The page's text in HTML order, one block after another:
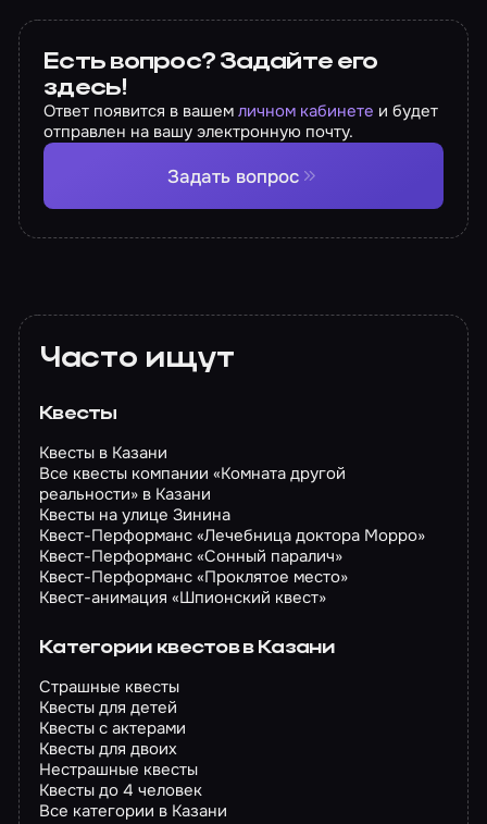
Есть вопрос? Задайте его
здесь!
Ответ появится в вашемличном кабинете и будет
отправлен на вашу электронную почту.
Задать вопрос
Часто ищут
Квесты
Квесты в Казани
Все квесты компании «Комната другой
реальности» в Казани
Квесты на улице Зинина
Квест-Перформанс «Лечебница доктора Морро»
Квест-Перформанс «Сонный паралич»
Квест-Перформанс «Проклятое место»
Квест-анимация «Шпионский квест»
Категории квестов в Казани
Страшные квесты
Квесты для детей
Квесты с актерами
Квесты для двоих
Нестрашные квесты
Квесты до 4 человек
Все категории в Казани